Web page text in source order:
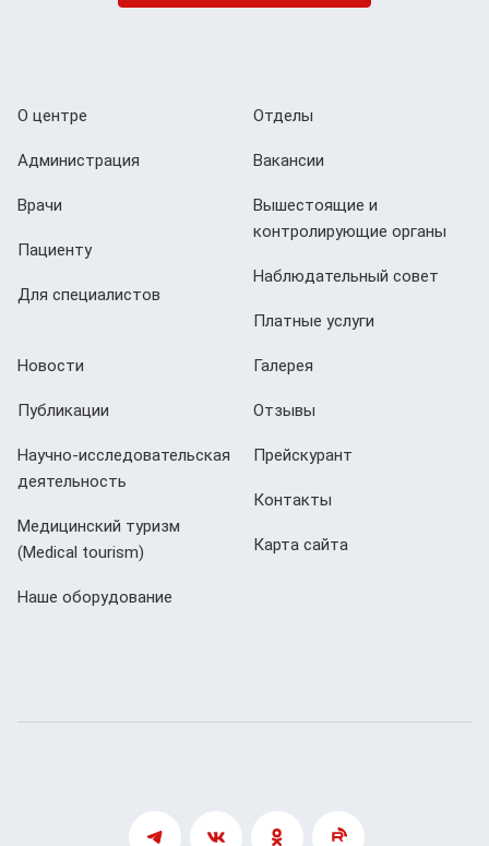
О центре
Администрация
Врачи
Пациенту
Для специалистов
Отделы
Вакансии
Вышестоящие и
контролирующие органы
Наблюдательный совет
Платные услуги
Новости
Публикации
Научно-исследовательская
деятельность
Медицинский туризм
(Мedical tourism)
Наше оборудование
Галерея
Отзывы
Прейскурант
Контакты
Карта сайта